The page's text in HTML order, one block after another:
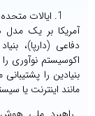
ایالات
آمریکا بر یک مدل
دفاعی (دارپا)،
اکوسیستم نوآوری
بنیادین را
مانند اینترنت یا